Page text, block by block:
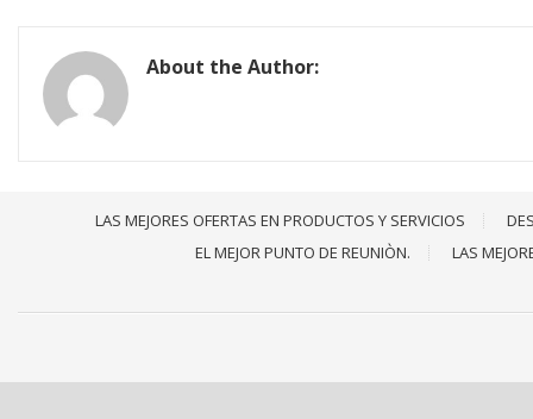
About the Author:
LAS MEJORES OFERTAS EN PRODUCTOS Y SERVICIOS
EL MEJOR PUNTO DE REUNIÒN.
LAS